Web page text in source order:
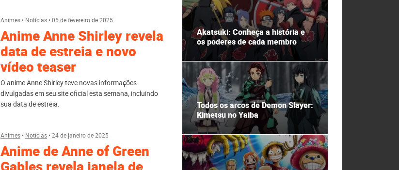
Animes• Notícias•05 de fevereiro de 2025
Anime Anne Shirley revela
data de estreia e novo
vídeo teaser
O anime Anne Shirley teve novas informações
divulgadas em seu site oficial esta semana, incluindo
sua data de estreia.
Animes• Notícias•24 de janeiro de 2025
Anime de Anne of Green
Gables revela janela de
Akatsuki: Conheça a história e
os poderes de cada membro
Todos os arcos de Demon Slayer:
Kimetsu no Yaiba